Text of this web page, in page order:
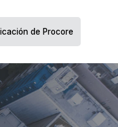
de Procore